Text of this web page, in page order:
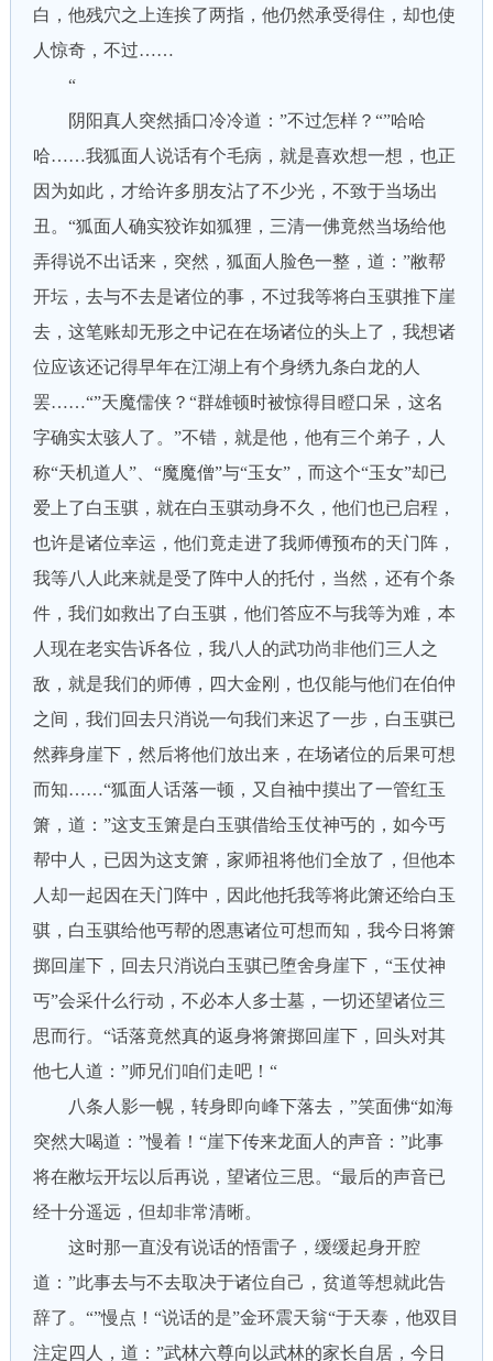
白，他残穴之上连挨了两指，他仍然承受得住，却也使
人惊奇，不过……
“
阴阳真人突然插口冷冷道：”不过怎样？“”哈哈
哈……我狐面人说话有个毛病，就是喜欢想一想，也正
因为如此，才给许多朋友沾了不少光，不致于当场出
丑。“狐面人确实狡诈如狐狸，三清一佛竟然当场给他
弄得说不出话来，突然，狐面人脸色一整，道：”敝帮
开坛，去与不去是诸位的事，不过我等将白玉骐推下崖
去，这笔账却无形之中记在在场诸位的头上了，我想诸
位应该还记得早年在江湖上有个身绣九条白龙的人
罢……“”天魔儒侠？“群雄顿时被惊得目瞪口呆，这名
字确实太骇人了。”不错，就是他，他有三个弟子，人
称“天机道人”、“魔魔僧”与“玉女”，而这个“玉女”却已
爱上了白玉骐，就在白玉骐动身不久，他们也已启程，
也许是诸位幸运，他们竟走进了我师傅预布的天门阵，
我等八人此来就是受了阵中人的托付，当然，还有个条
件，我们如救出了白玉骐，他们答应不与我等为难，本
人现在老实告诉各位，我八人的武功尚非他们三人之
敌，就是我们的师傅，四大金刚，也仅能与他们在伯仲
之间，我们回去只消说一句我们来迟了一步，白玉骐已
然葬身崖下，然后将他们放出来，在场诸位的后果可想
而知……“狐面人话落一顿，又自袖中摸出了一管红玉
箫，道：”这支玉箫是白玉骐借给玉仗神丐的，如今丐
帮中人，已因为这支箫，家师祖将他们全放了，但他本
人却一起因在天门阵中，因此他托我等将此箫还给白玉
骐，白玉骐给他丐帮的恩惠诸位可想而知，我今日将箫
掷回崖下，回去只消说白玉骐已堕舍身崖下，“玉仗神
丐”会采什么行动，不必本人多士墓，一切还望诸位三
思而行。“话落竟然真的返身将箫掷回崖下，回头对其
他七人道：”师兄们咱们走吧！“
八条人影一幌，转身即向峰下落去，”笑面佛“如海
突然大喝道：”慢着！“崖下传来龙面人的声音：”此事
将在敝坛开坛以后再说，望诸位三思。“最后的声音已
经十分遥远，但却非常清晰。
这时那一直没有说话的悟雷子，缓缓起身开腔
道：”此事去与不去取决于诸位自己，贫道等想就此告
辞了。“”慢点！“说话的是”金环震天翁“于天泰，他双目
注定四人，道：”武林六尊向以武林的家长自居，今日